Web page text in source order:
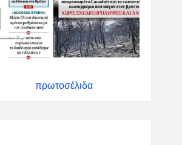
πρωτοσέλιδα